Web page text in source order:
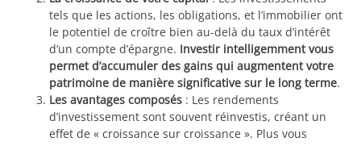
tels que les actions, les obligations, et l’immobilier ont
le potentiel de croître bien au-delà du taux d’intérêt
d’un compte d’épargne. Investir intelligemment vous
permet d’accumuler des gains qui augmentent votre
patrimoine de manière significative sur le long terme.
Les avantages composés : Les rendements
d’investissement sont souvent réinvestis, créant un
effet de « croissance sur croissance ». Plus vous